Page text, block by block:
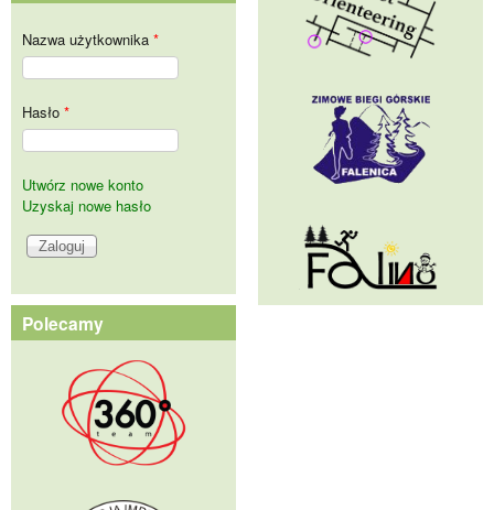
Nazwa użytkownika *
Hasło *
Utwórz nowe konto
Uzyskaj nowe hasło
Polecamy